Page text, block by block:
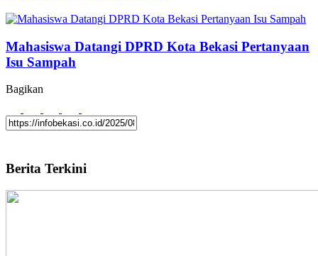
Mahasiswa Datangi DPRD Kota Bekasi Pertanyaan
Isu Sampah
Bagikan
Berita Terkini